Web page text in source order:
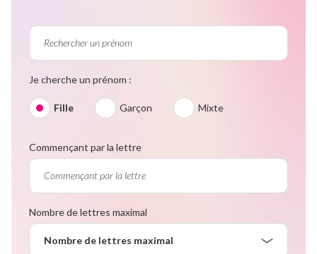
Je cherche un prénom :
Fille Garçon Mixte
Commençant par la lettre
Nombre de lettres maximal
Nombre de lettres maximal